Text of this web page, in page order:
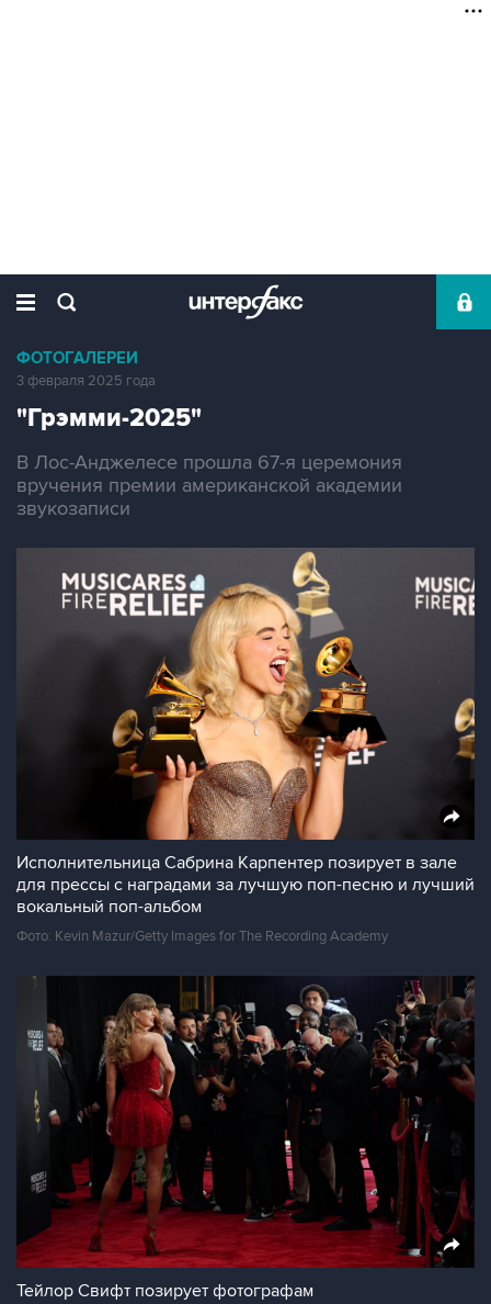
ФОТОГАЛЕРЕИ
3 февраля 2025 года
"Грэмми-2025"
В Лос-Анджелесе прошла 67-я церемония
вручения премии американской академии
звукозаписи
Исполнительница Сабрина Карпентер позирует в зале
для прессы с наградами за лучшую поп-песню и лучший
вокальный поп-альбом
Фото: Kevin Mazur/Getty Images for The Recording Academy
Тейлор Свифт позирует фотографам